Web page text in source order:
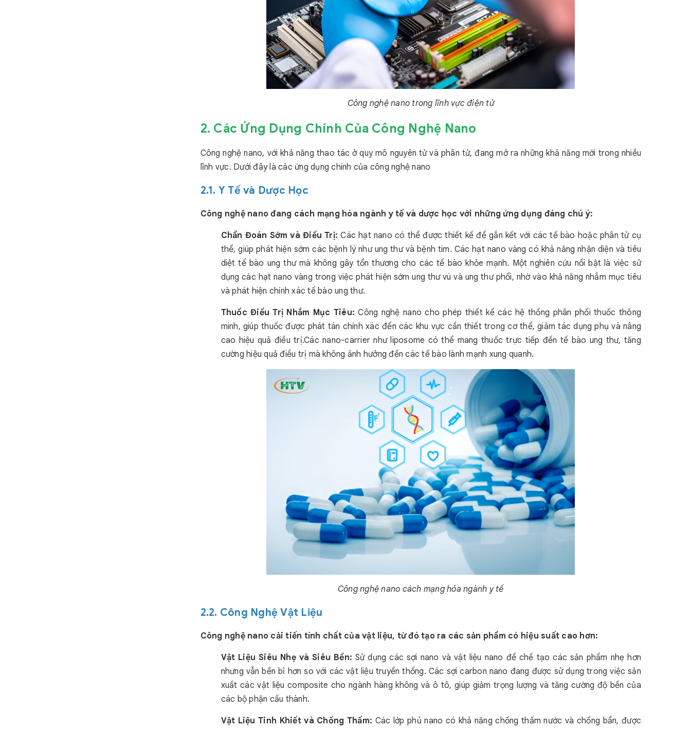
Công nghệ nano trong lĩnh vực điện tử
2. Các Ứng Dụng Chính Của Công Nghệ Nano
Công nghệ nano, với khả năng thao tác ở quy mô nguyên tử và phân tử, đang mở ra những khả năng mới trong nhiều
lĩnh vực. Dưới đây là các ứng dụng chính của công nghệ nano
2.1. Y Tế và Dược Học
Công nghệ nano đang cách mạng hóa ngành y tế và dược học với những ứng dụng đáng chú ý:
Chẩn Đoán Sớm và Điều Trị:Các hạt nano có thể được thiết kế để gắn kết với các tế bào hoặc phân tử cụ
thể, giúp phát hiện sớm các bệnh lý như ung thư và bệnh tim. Các hạt nano vàng có khả năng nhận diện và tiêu
diệt tế bào ung thư mà không gây tổn thương cho các tế bào khỏe mạnh. Một nghiên cứu nổi bật là việc sử
dụng các hạt nano vàng trong việc phát hiện sớm ung thư vú và ung thư phổi, nhờ vào khả năng nhắm mục tiêu
và phát hiện chính xác tế bào ung thư.
Thuốc Điều Trị Nhắm Mục Tiêu:Công nghệ nano cho phép thiết kế các hệ thống phân phối thuốc thông
minh, giúp thuốc được phát tán chính xác đến các khu vực cần thiết trong cơ thể, giảm tác dụng phụ và nâng
cao hiệu quả điều trị.Các nano-carrier như liposome có thể mang thuốc trực tiếp đến tế bào ung thư, tăng
cường hiệu quả điều trị mà không ảnh hưởng đến các tế bào lành mạnh xung quanh.
Công nghệ nano cách mạng hóa ngành y tế
2.2. Công Nghệ Vật Liệu
Công nghệ nano cải tiến tính chất của vật liệu, từ đó tạo ra các sản phẩm có hiệu suất cao hơn:
Vật Liệu Siêu Nhẹ và Siêu Bền: Sử dụng các sợi nano và vật liệu nano để chế tạo các sản phẩm nhẹ hơn
nhưng vẫn bền bỉ hơn so với các vật liệu truyền thống. Các sợi carbon nano đang được sử dụng trong việc sản
xuất các vật liệu composite cho ngành hàng không và ô tô, giúp giảm trọng lượng và tăng cường độ bền của
các bộ phận cấu thành.
Vật Liệu Tinh Khiết và Chống Thấm: Các lớp phủ nano có khả năng chống thấm nước và chống bẩn, được